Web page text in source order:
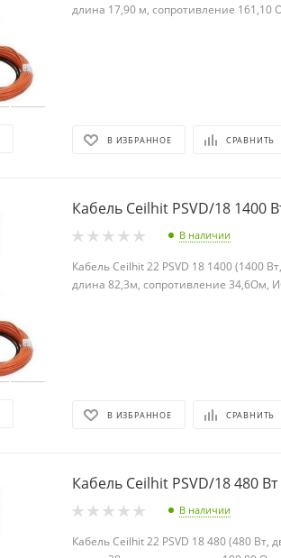
длина 17,90 м, сопротивление
В ИЗБРАННОЕ СРАВНИТЬ
Кабель Ceilhit PSVD/18 1400
В наличии
Кабель Ceilhit 22 PSVD 18 1400 (1400
длина 82,3м, сопротивление 34,6Ом,
В ИЗБРАННОЕ СРАВНИТЬ
Кабель
В наличии
Кабель Ceilhit 22 PSVD 18 480 (480